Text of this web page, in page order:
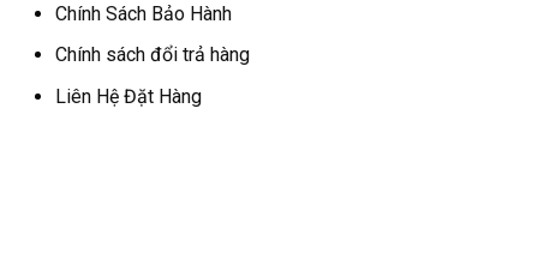
Chính Sách Bảo Hành
Chính sách đổi trả hàng
Liên Hệ Đặt Hàng